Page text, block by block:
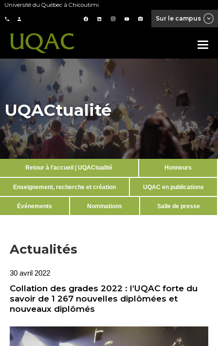
Université du Québec à Chicoutimi
Sur le campus
UQACtualité
Retour à l’accueil | UQACtualité Honneurs
Enseignement, recherche et création UQAC en publications
Événements Nominations Salle de presse
Actualités
30 avril 2022
Collation des grades 2022 : l’UQAC forte du
savoir de 1 267 nouvelles diplômées et
nouveaux diplômés